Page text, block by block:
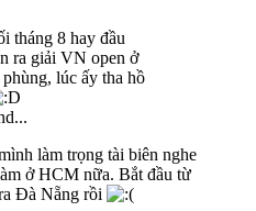
tháng 8 hay đầu
ra giải VN open ở
lúc ấy tha hồ
làm trọng tài biên nghe
ở HCM nữa. Bắt đầu từ
Đà Nẵng rồi